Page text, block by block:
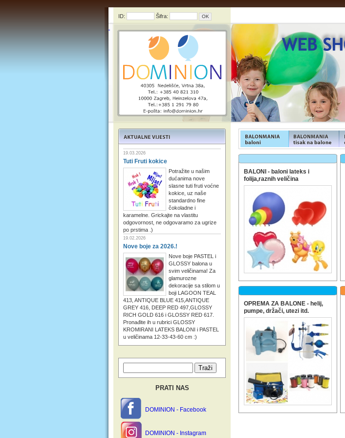
ID: Šifra:
19.03.2026
Tuti Fruti kokice
Potražite u našim
dućanima nove
slasne tuti fruti voćne
kokice, uz naše
standardno fine
čokoladne i
karamelne. Grickajte na vlastitu
odgovornost, ne odgovaramo za ugrize
po prstima .)
19.02.2026
Nove boje za 2026.!
Nove boje PASTEL i
GLOSSY balona u
svim veličinama! Za
glamurozne
dekoracije sa stilom u
boji LAGOON TEAL
413, ANTIQUE BLUE 415,ANTIQUE
GREY 416, DEEP RED 497,GLOSSY
RICH GOLD 616 i GLOSSY RED 617.
Pronađite ih u rubrici GLOSSY
KROMIRANI LATEKS BALONI i PASTEL
u veličinama 12-33-43-60 cm :)
PRATI NAS
DOMINION - Facebook
DOMINION - Instagram
BALONI - baloni lateks i
folija,raznih veličina
OPREMA ZA BALONE - helij,
pumpe, držači, utezi itd.